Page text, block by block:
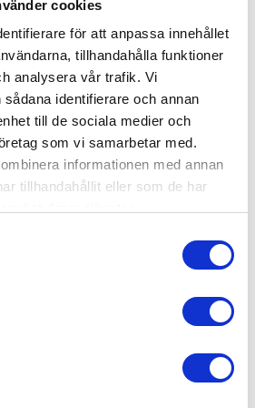
cookies
för att anpassa innehållet
tillhandahålla funktioner
analysera vår trafik. Vi
identifierare och annan
till de sociala medier och
som vi samarbetar med.
informationen med annan
tillhandahållit eller som de har
(120x1000x240 cm)
ppl (12 st)